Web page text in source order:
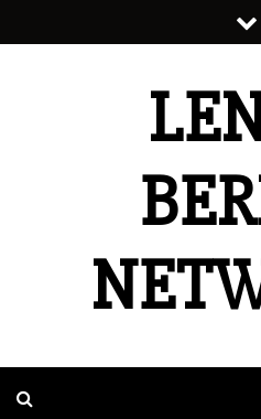
to